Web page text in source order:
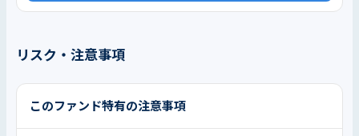
リスク・注意事項
このファンド特有の注意事項